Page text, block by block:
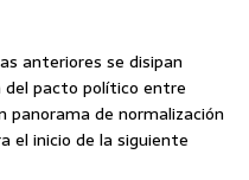
anteriores se disipan
pacto político entre
panorama de normalización
el inicio de la siguiente